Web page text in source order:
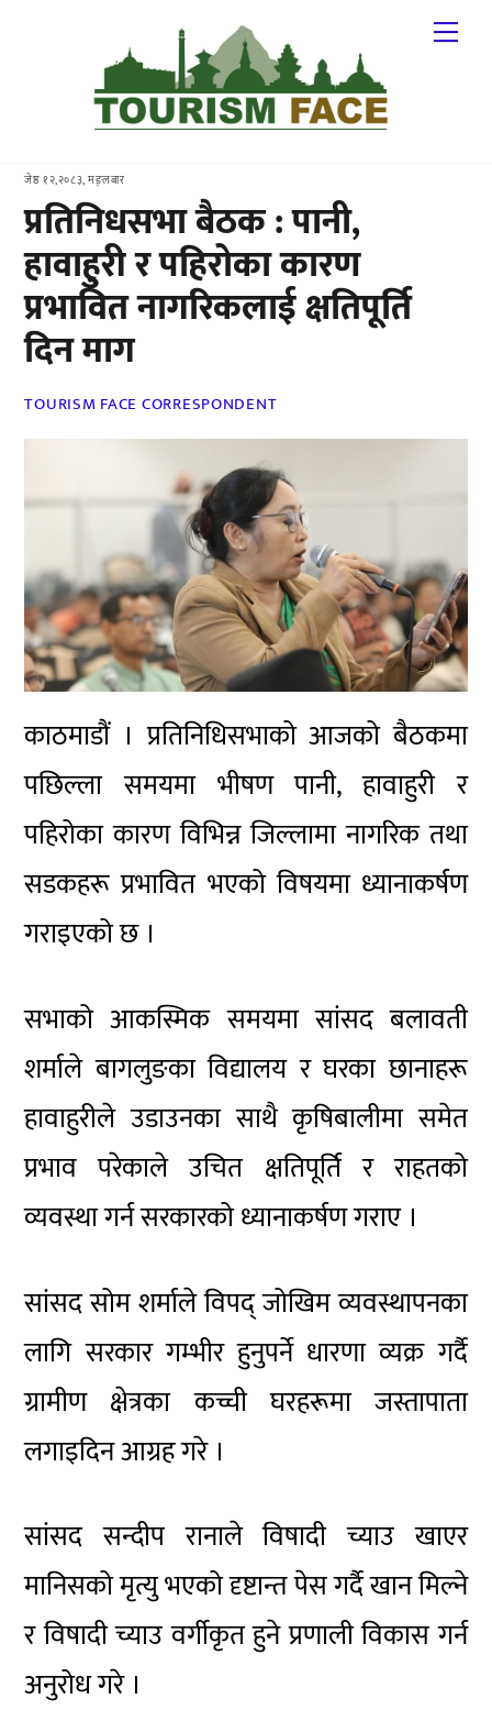
जेष्ठ १२,२०८३, मङ्लबार
प्रतिनिधसभा बैठक : पानी,
हावाहुरी र पहिरोका कारण
प्रभावित नागरिकलाई क्षतिपूर्ति
दिन माग
TOURISM FACE CORRESPONDENT
काठमाडौं । प्रतिनिधिसभाको आजको बैठकमा
पछिल्ला समयमा भीषण पानी, हावाहुरी र
पहिरोका कारण विभिन्न जिल्लामा नागरिक तथा
सडकहरू प्रभावित भएको विषयमा ध्यानाकर्षण
गराइएको छ ।
सभाको आकस्मिक समयमा सांसद बलावती
शर्माले बागलुङका विद्यालय र घरका छानाहरू
हावाहुरीले उडाउनका साथै कृषिबालीमा समेत
प्रभाव परेकाले उचित क्षतिपूर्ति र राहतको
व्यवस्था गर्न सरकारको ध्यानाकर्षण गराए ।
सांसद सोम शर्माले विपद् जोखिम व्यवस्थापनका
लागि सरकार गम्भीर हुनुपर्ने धारणा व्यक्र गर्दै
ग्रामीण क्षेत्रका कच्ची घरहरूमा जस्तापाता
लगाइदिन आग्रह गरे ।
सांसद सन्दीप रानाले विषादी च्याउ खाएर
मानिसको मृत्यु भएको दृष्टान्त पेस गर्दै खान मिल्ने
र विषादी च्याउ वर्गीकृत हुने प्रणाली विकास गर्न
अनुरोध गरे ।